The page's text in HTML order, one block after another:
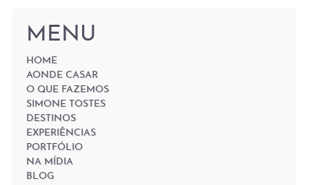
MENU
HOME
AONDE CASAR
O QUE FAZEMOS
SIMONE TOSTES
DESTINOS
EXPERIÊNCIAS
PORTFÓLIO
NA MÍDIA
BLOG